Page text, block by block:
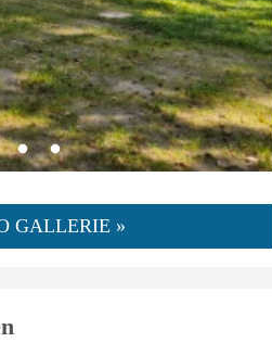
GALLERIE »